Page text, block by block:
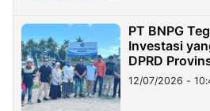
PT BNPG
Investasi
DPRD
12/07/2026 -